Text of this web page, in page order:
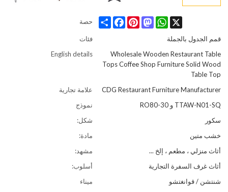
حصة Share
FacebookPinterest
Mastodon
WhatsApp X
فئات
قمم الجدول بالجملة
English details
Wholesale Wooden Restaurant Table
Tops Coffee Shop Furniture Solid Wood
Table Top
علامة تجارية
CDG Restaurant Furniture Manufacturer
نموذج
TTAW-N01-SQ و RO80-30
شكل:
سكور
مادة:
خشب متين
مشهد:
أثاث منزلي ، مطعم ، إلخ ...
أسلوب:
أثاث غرف السفرة التجارية
ميناء
شنتشن / قوانغتشو